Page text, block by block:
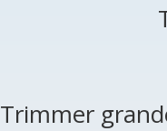
Trimmer